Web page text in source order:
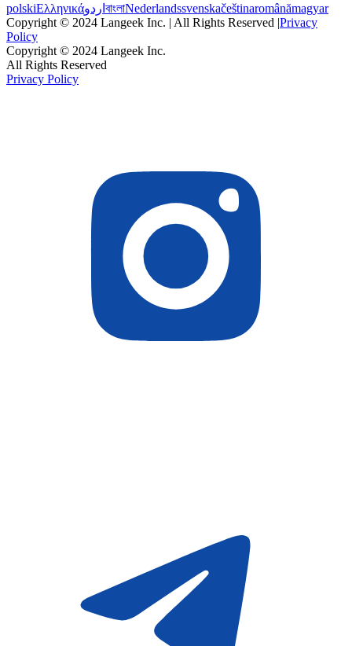
polskiΕλληνικάاردو বাংলাNederlandssvenskačeštinaromânămagyar
Copyright © 2024 Langeek Inc. | All Rights Reserved |Privacy
Policy
Copyright © 2024 Langeek Inc.
All Rights Reserved
Privacy Policy